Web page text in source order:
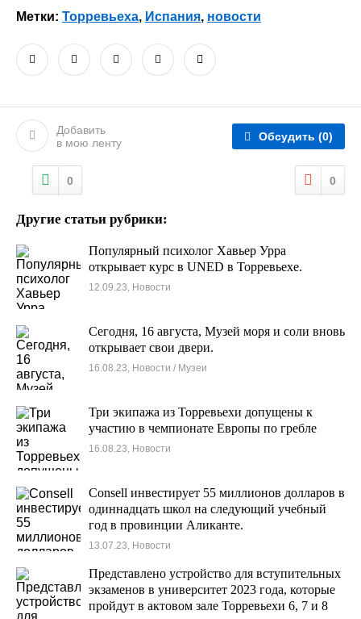
Метки: Торревьеха, Испания, новости
Добавить
в мою ленту
Обсудить (0)
0 0
Другие статьи рубрики:
Популярный психолог Хавьер Урра
открывает курс в UNED в Торревьехе.
12.09.23, Новости
Сегодня, 16 августа, Музей моря и соли вновь
открывает свои двери.
16.08.23, Новости / Музеи
Три экипажа из Торревьехи допущены к
участию в чемпионате Европы по гребле
16.08.23, Новости
Consell инвестирует 55 миллионов долларов в
одиннадцать школ на следующий учебный
год в провинции Аликанте.
13.07.23, Новости
Представлено устройство для вступительных
экзаменов в университет 2023 года, которые
пройдут в актовом зале Торревьехи 6, 7 и 8